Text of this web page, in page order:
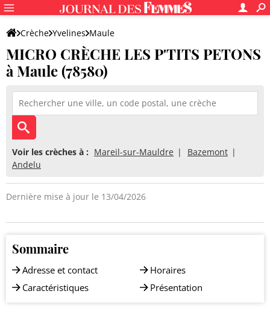
Crèche Yvelines Maule
MICRO CRÈCHE LES P'TITS PETONS
MICRO CRÈCHE LES P'TITS PETONS
à Maule (78580)
Voir les crèches à : Mareil-sur-Mauldre
Bazemont
Andelu
Dernière mise à jour le 13/04/2026
Sommaire
Adresse et contact
Caractéristiques
Horaires
Présentation